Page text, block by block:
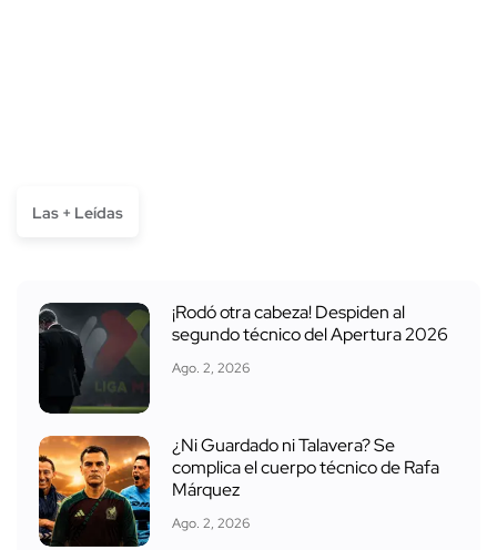
Las + Leídas
¡Rodó otra cabeza! Despiden al
segundo técnico del Apertura 2026
Ago. 2, 2026
¿Ni Guardado ni Talavera? Se
complica el cuerpo técnico de Rafa
Márquez
Ago. 2, 2026